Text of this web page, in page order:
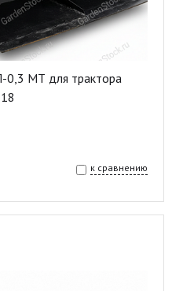
0,3 МТ для трактора
к сравнению